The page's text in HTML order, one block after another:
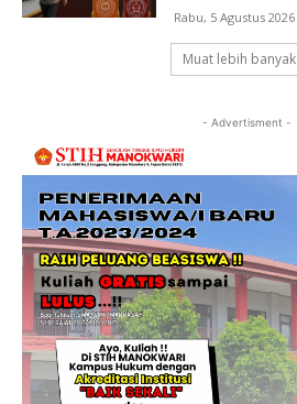
Rabu, 5 Agustus 2026
Muat lebih banyak
- Advertisment -